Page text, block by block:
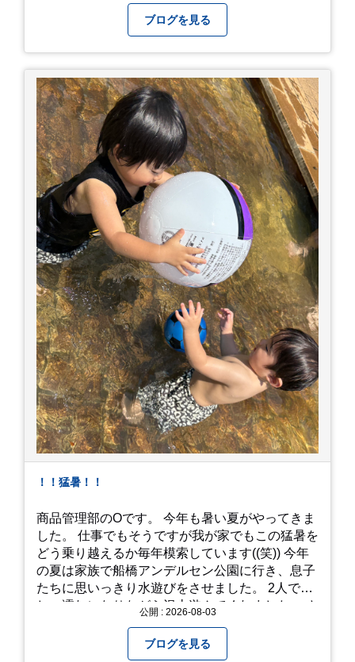
に反応しない、まっすぐ歩けない 症状7 水分補給
に医療機関へ相談、または救急車を呼びましょう
□涼しい場所へ移動しましょう □衣服を脱がし、
体を冷やして体温を下げましょう □塩分や水分を
補給しましょう 一番大切な命を守って、夏を乗り
切りましょう！
ブログを見る
！！猛暑！！
商品管理部のOです。 今年も暑い夏がやってきま
した。 仕事でもそうですが我が家でもこの猛暑を
どう乗り越えるか毎年模索しています((笑)) 今年
の夏は家族で船橋アンデルセン公園に行き、息子
たちに思いっきり水遊びをさせました。 2人でび
しょ濡れになりながら沢山遊んでくれました。 さ
みようと思います。
公開 : 2026-08-03
ブログを見る